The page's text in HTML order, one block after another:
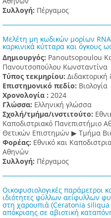
Συλλογή: Πέργαμος
Μελέτη μη κωδικών μορίων
καρκινικά κύτταρα και όγκους
Δημιουργός: Panoutsopoulou
Πανουτσοπούλου Κωνσταντίνα
Τύπος τεκμηρίου: Διδακτορική
Επιστημονικό πεδίο: Βιολογία
Χρονολογία : 2024
Γλώσσα: Ελληνική γλώσσα
Σχολή/τμήμα/ινστιτούτο:
Καποδιστριακό Πανεπιστήμιο
Θετικών Επιστημών ▶ Τμήμα
Φορέας: Εθνικό και
Αθηνών
Συλλογή: Πέργαμος
Οικοφυσιολογικές παράμετροι
ιδιότητες φύλλων αείφυλλων
στη χαρουπιά (Ceratonia siliqua
απόκρισης σε αβιοτική